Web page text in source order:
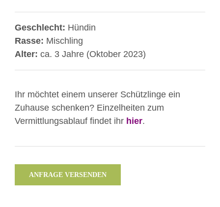
Geschlecht: Hündin
Rasse: Mischling
Alter: ca. 3 Jahre (Oktober 2023)
Ihr möchtet einem unserer Schützlinge ein
Zuhause schenken? Einzelheiten zum
Vermittlungsablauf findet ihr hier.
ANFRAGE VERSENDEN